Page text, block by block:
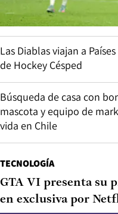
Las Diablas viajan a
de Hockey Césped
Búsqueda de casa con
mascota y equipo de
vida en Chile
TECNOLOGÍA
GTA VI presenta su
en exclusiva por